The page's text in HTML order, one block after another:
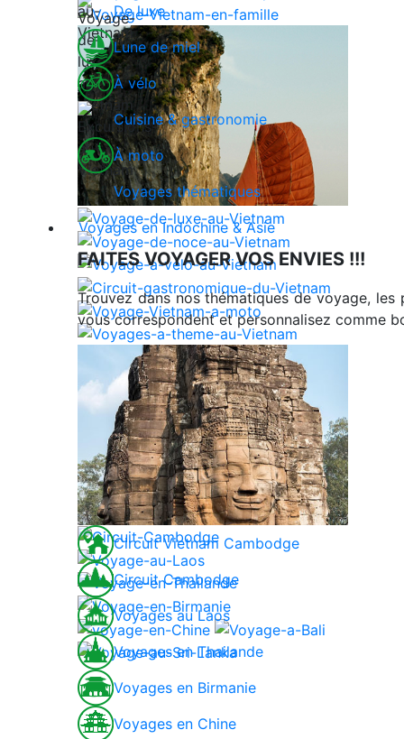
De luxe
Lune de miel
À vélo
Cuisine & gastronomie
À moto
Voyages thématiques
Voyages en Indochine & Asie
FAITES VOYAGER VOS ENVIES !!!
Trouvez dans nos thématiques de voyage,
vous correspondent et personnalisez comme
Circuit Vietnam Cambodge
Circuit Cambodge
Voyages au Laos
Voyages en Thailande
Voyages en Birmanie
Voyages en Chine